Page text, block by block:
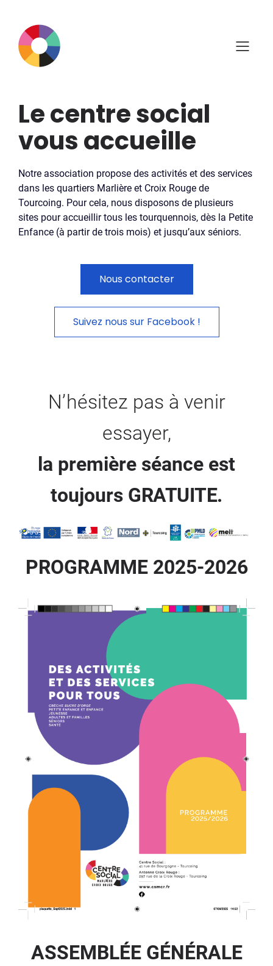
contenu
Le centre social
vous accueille
Notre association propose des activités et des services
dans les quartiers Marlière et Croix Rouge de
Tourcoing. Pour cela, nous disposons de plusieurs
sites pour accueillir tous les tourquennois, dès la Petite
Enfance (à partir de trois mois) et jusqu’aux séniors.
Nous contacter
Suivez nous sur Facebook !
N’hésitez pas à venir
essayer,
la première séance est
toujours GRATUITE.
PROGRAMME 2025-2026
ASSEMBLÉE GÉNÉRALE